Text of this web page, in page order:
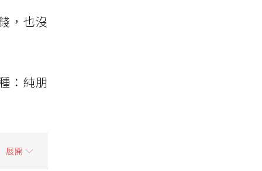
，也沒
：純朋
展開